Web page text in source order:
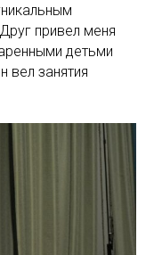
привел меня
детьми
вел занятия